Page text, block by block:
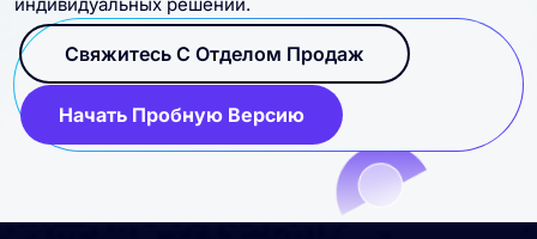
индивидуальных решений.
Свяжитесь С Отделом Продаж
Начать Пробную Версию